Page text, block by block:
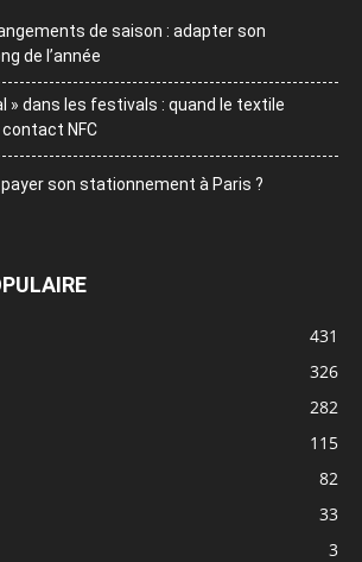
de saison : adapter son
de l’année
» dans les festivals : quand le textile
NFC
son stationnement à Paris ?
431
326
282
115
82
33
3